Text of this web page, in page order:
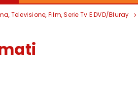
Televisione, Film, Serie Tv E DVD/Bluray